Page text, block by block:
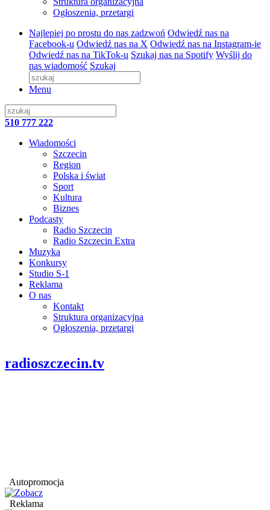
Ogłoszenia, przetargi
Najlepiej po prostu do nas zadzwoń Odwiedź nas na
Facebook-u Odwiedź nas na X Odwiedź nas na Instagram-ie
Odwiedź nas na TikTok-u Szukaj nas na Spotify Wyślij do
nas wiadomość Szukaj
Menu
510 777 222
Wiadomości
Szczecin
Region
Polska i świat
Sport
Kultura
Biznes
Podcasty
Radio Szczecin
Radio Szczecin Extra
Muzyka
Konkursy
Studio S-1
Reklama
O nas
Kontakt
Struktura organizacyjna
Ogłoszenia, przetargi
radioszczecin.tv
Autopromocja
Reklama